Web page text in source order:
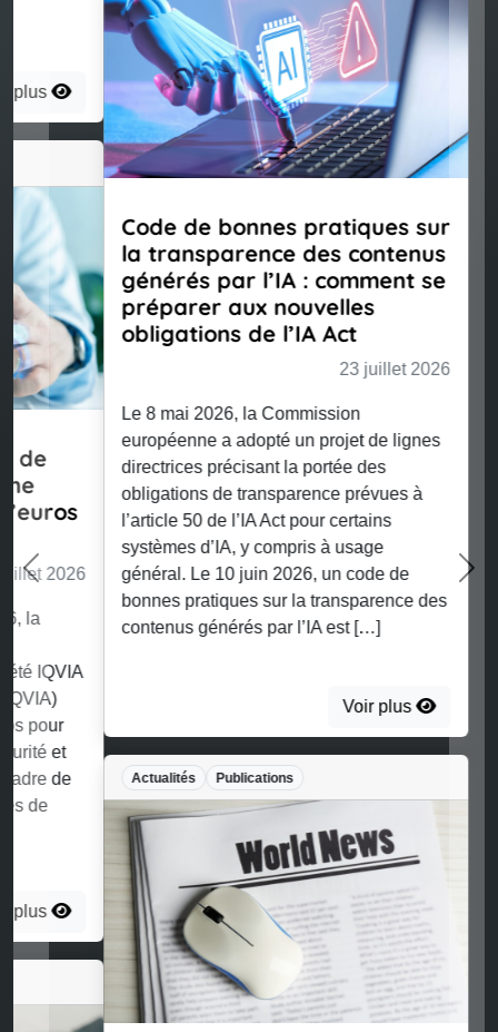
Code de bonnes pratiques sur
la transparence des contenus
générés par l’IA : comment se
préparer aux nouvelles
obligations de l’IA Act
23 juillet 2026
Le 8 mai 2026, la Commission
européenne a adopté un projet de lignes
directrices précisant la portée des
obligations de transparence prévues à
l’article 50 de l’IA Act pour certains
systèmes d’IA, y compris à usage
général. Le 10 juin 2026, un code de
bonnes pratiques sur la transparence des
contenus générés par l’IA est […]
Voir plus
Actualités Publications
Previous